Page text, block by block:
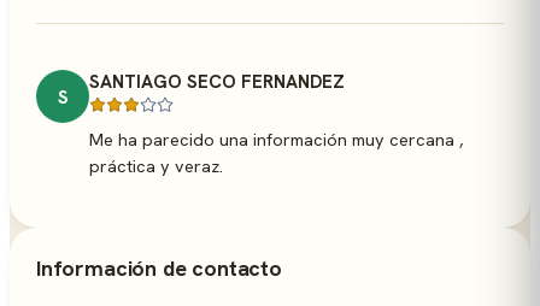
S
SANTIAGO SECO FERNANDEZ
Me ha parecido una información muy cercana ,
práctica y veraz.
Información de contacto